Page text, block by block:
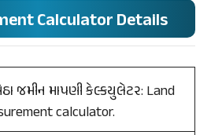
Calculator Details
જમીન માપણી કેલ્કયુલેટર: Land
calculator.